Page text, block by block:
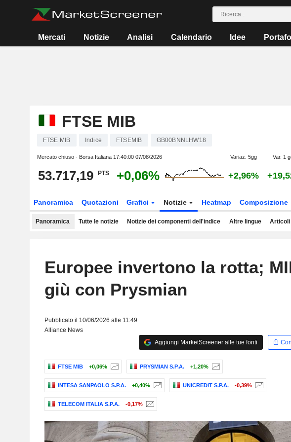
Mercati Notizie Analisi Calendario Idee
FTSE MIB
FTSE MIB Indice FTSEMIB GB00BNNLHW18
Mercato chiuso - Borsa Italiana 17:40:00 07/08/2026 Variaz. 5gg Var. 1
53.717,19 PTS +0,06% +2,96%
Panoramica Quotazioni Grafici Notizie Heatmap Composizione
Panoramica Tutte le notizie Notizie dei componenti dell'indice Altre lingue Articoli
Europee invertono la rotta;
giù con Prysmian
Pubblicato il 10/06/2026 alle 11:49
Alliance News
Aggiungi MarketScreener alle tue fonti
FTSE MIB +0,06% PRYSMIAN S.P.A. +1,20%
INTESA SANPAOLO S.P.A. +0,40% UNICREDIT S.P.A. -0,39%
TELECOM ITALIA S.P.A. -0,17%